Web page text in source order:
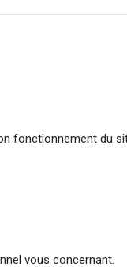
fonctionnement du
vous concernant.